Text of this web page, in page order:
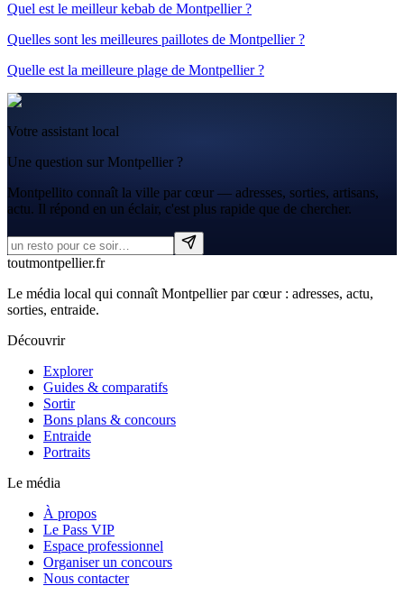
Quel est le meilleur kebab de Montpellier ?
Quelles sont les meilleures paillotes de Montpellier ?
Quelle est la meilleure plage de Montpellier ?
Votre assistant local
Une question sur Montpellier ?
Montpellito connaît la ville par cœur — adresses, sorties, artisans,
actu. Il répond en un éclair, c'est plus rapide que de chercher.
toutmontpellier.fr
Le média local qui connaît Montpellier par cœur : adresses, actu,
sorties, entraide.
Découvrir
Explorer
Guides & comparatifs
Sortir
Bons plans & concours
Entraide
Portraits
Le média
À propos
Le Pass VIP
Espace professionnel
Organiser un concours
Nous contacter